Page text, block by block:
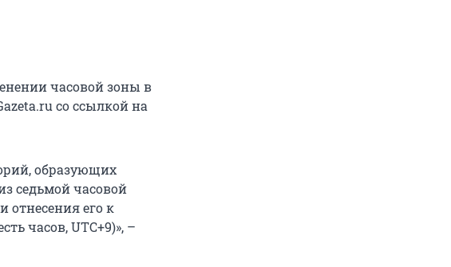
часовой зоны в
со ссылкой на
образующих
седьмой часовой
отнесения его к
часов, UTC+9)», –